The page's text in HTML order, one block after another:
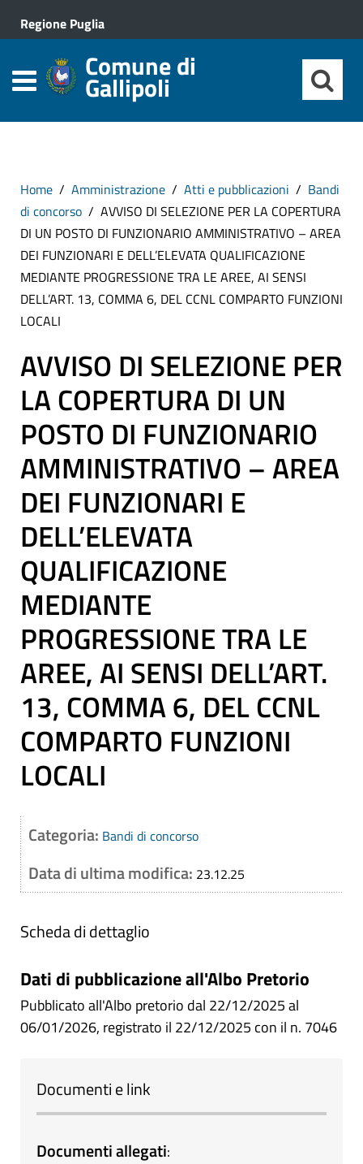
Regione Puglia
Comune di
Gallipoli
Home Amministrazione Atti e pubblicazioni
Bandi
di concorso
AVVISO DI SELEZIONE PER LA COPERTURA
DI UN POSTO DI FUNZIONARIO AMMINISTRATIVO – AREA
DEI FUNZIONARI E DELL’ELEVATA QUALIFICAZIONE
MEDIANTE PROGRESSIONE TRA LE AREE, AI SENSI
DELL’ART. 13, COMMA 6, DEL CCNL COMPARTO FUNZIONI
LOCALI
AVVISO DI SELEZIONE PER
LA COPERTURA DI UN
POSTO DI FUNZIONARIO
AMMINISTRATIVO – AREA
DEI FUNZIONARI E
DELL’ELEVATA
QUALIFICAZIONE
MEDIANTE
PROGRESSIONE TRA LE
AREE, AI SENSI DELL’ART.
13, COMMA 6, DEL CCNL
COMPARTO FUNZIONI
LOCALI
Categoria: Bandi di concorso
Data di ultima modifica: 23.12.25
Scheda di dettaglio
Dati di pubblicazione all'Albo Pretorio
Pubblicato all'Albo pretorio dal 22/12/2025 al
06/01/2026, registrato il 22/12/2025 con il n. 7046
Documenti e link
Documenti allegati: